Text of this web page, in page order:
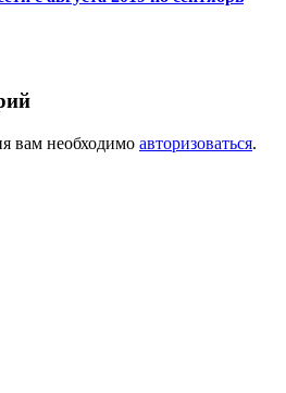
вам необходимо авторизоваться.